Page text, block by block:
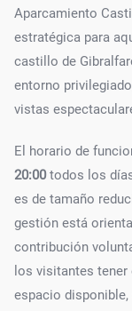
Aparcamiento
estratégica para
castillo de
entorno
vistas
El horario de
20:00todos los
es de tamaño
gestión está
contribución
los visitantes
espacio